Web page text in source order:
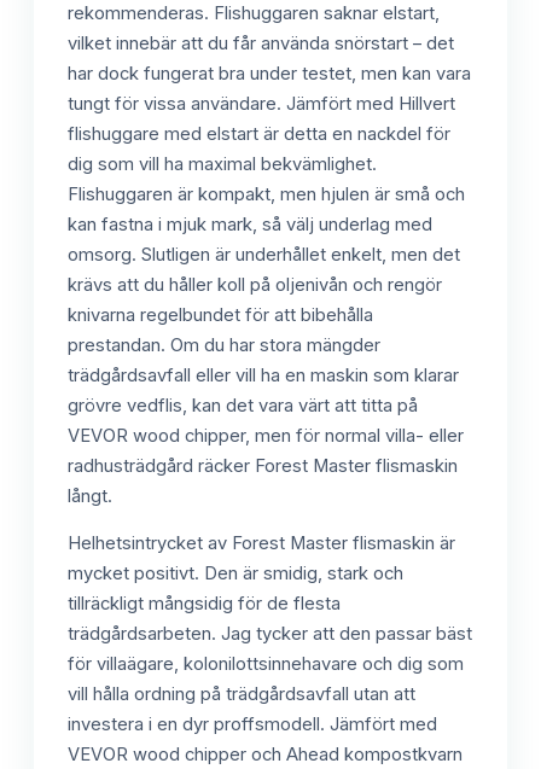
rekommenderas. Flishuggaren saknar elstart,
vilket innebär att du får använda snörstart – det
har dock fungerat bra under testet, men kan vara
tungt för vissa användare. Jämfört med Hillvert
flishuggare med elstart är detta en nackdel för
dig som vill ha maximal bekvämlighet.
Flishuggaren är kompakt, men hjulen är små och
kan fastna i mjuk mark, så välj underlag med
omsorg. Slutligen är underhållet enkelt, men det
krävs att du håller koll på oljenivån och rengör
knivarna regelbundet för att bibehålla
prestandan. Om du har stora mängder
trädgårdsavfall eller vill ha en maskin som klarar
grövre vedflis, kan det vara värt att titta på
VEVOR wood chipper, men för normal villa- eller
radhusträdgård räcker Forest Master flismaskin
långt.
Helhetsintrycket av Forest Master flismaskin är
mycket positivt. Den är smidig, stark och
tillräckligt mångsidig för de flesta
trädgårdsarbeten. Jag tycker att den passar bäst
för villaägare, kolonilottsinnehavare och dig som
vill hålla ordning på trädgårdsavfall utan att
investera i en dyr proffsmodell. Jämfört med
VEVOR wood chipper och Ahead kompostkvarn